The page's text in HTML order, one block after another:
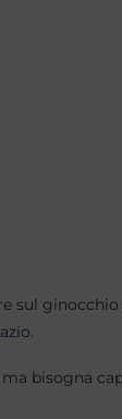
sul
.
bisogna